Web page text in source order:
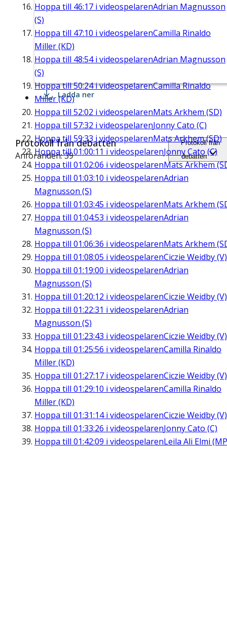
Hoppa till 46:17 i videospelarenAdrian Magnusson
(S)
Hoppa till 47:10 i videospelarenCamilla Rinaldo
Miller (KD)
Hoppa till 48:54i videospelarenAdrian Magnusson
(S)
Hoppa till50:24i videospelarenCamilla Rinaldo
Miller (KD)
Hoppa till 52:02 i videospelarenMats Arkhem (SD)
Hoppa till 57:32 i videospelarenJonny Cato (C)
Hoppa till 59:33 i videospelarenMats Arkhem (SD)
Hoppa till01:00:11 i videospelarenJonny Cato (C)
Hoppa till 01:02:06 i videospelarenMats Arkhem
Hoppa till 01:03:10 i videospelarenAdrian
Magnusson (S)
Hoppa till 01:03:45 i videospelarenMats Arkhem
Hoppa till 01:04:53 i videospelarenAdrian
Magnusson (S)
Hoppa till 01:06:36 i videospelarenMats Arkhem
Hoppa till 01:08:05 i videospelarenCiczie Weidby (V)
Hoppa till 01:19:00 i videospelarenAdrian
Magnusson (S)
Hoppa till 01:20:12 i videospelarenCiczie Weidby (V)
Hoppa till 01:22:31 i videospelarenAdrian
Magnusson (S)
Hoppa till 01:23:43 i videospelarenCiczie Weidby (V)
Hoppa till 01:25:56 i videospelarenCamilla Rinaldo
Miller (KD)
Hoppa till 01:27:17 i videospelarenCiczie Weidby (V)
Hoppa till 01:29:10 i videospelarenCamilla Rinaldo
Miller (KD)
Hoppa till 01:31:14i videospelarenCiczie Weidby (V)
Hoppa till 01:33:26 i videospelarenJonny Cato (C)
Hoppa till 01:42:09 i videospelarenLeila Ali Elmi
Ladda ner
Protokoll från debatten
Anföranden: 39
Protokoll från
debatten